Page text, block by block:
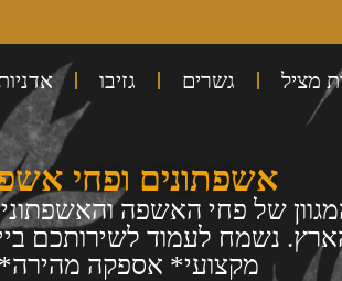
מציל גשרים גזיבו
אשפתונים ופחי
של פחי האשפה
נשמח לעמוד לשירותכם
מקצועי* אספקה מהירה*